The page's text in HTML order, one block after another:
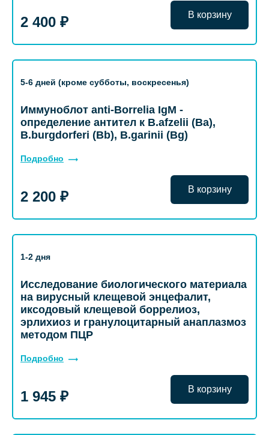
2 400 ₽ В корзину
5-6 дней (кроме субботы, воскресенья)
Иммуноблот anti-Borrelia IgM -
определение антител к B.afzelii (Ba),
B.burgdorferi (Bb), B.garinii (Bg)
Подробно
2 200 ₽ В корзину
1-2 дня
Исследование биологического материала
на вирусный клещевой энцефалит,
иксодовый клещевой боррелиоз,
эрлихиоз и гранулоцитарный анаплазмоз
методом ПЦР
Подробно
1 945 ₽ В корзину